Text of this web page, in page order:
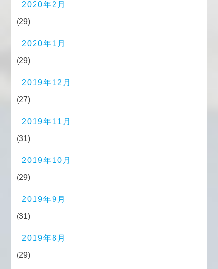
2020年2月
(29)
2020年1月
(29)
2019年12月
(27)
2019年11月
(31)
2019年10月
(29)
2019年9月
(31)
2019年8月
(29)